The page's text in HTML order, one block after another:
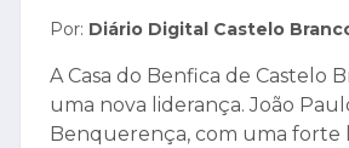
Por: Diário Digital Castelo
A Casa do Benfica de Castelo
uma nova liderança. João
Benquerença, com uma forte